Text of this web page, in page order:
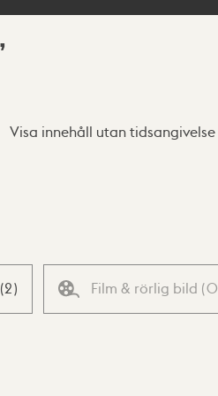
Visa innehåll utan tidsangivelse
(2) Film & rörlig bild (0